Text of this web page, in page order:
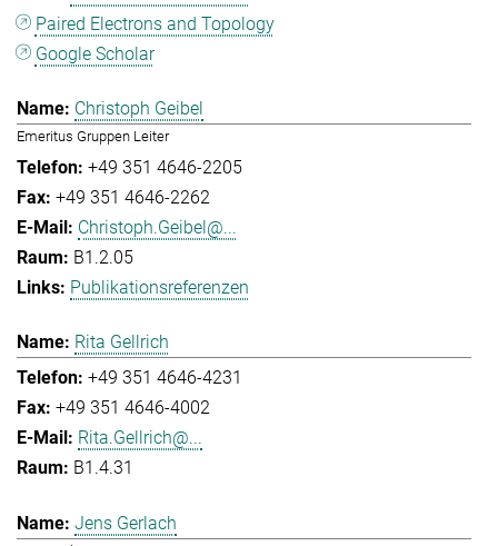
Paired Electrons and Topology
Google Scholar
Christoph Geibel
Emeritus Gruppen Leiter
+49 351 4646-2205
+49 351 4646-2262
Christoph.Geibel@...
B1.2.05
Publikationsreferenzen
Rita Gellrich
+49 351 4646-4231
+49 351 4646-4002
Rita.Gellrich@...
B1.4.31
Jens Gerlach